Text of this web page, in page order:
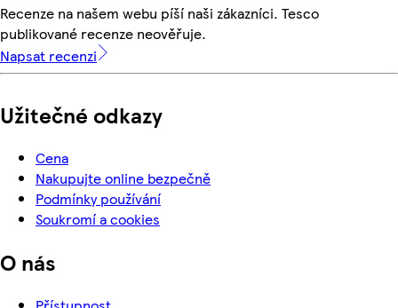
Recenze na našem webu píší naši zákazníci. Tesco
publikované recenze neověřuje.
Napsat recenzi
Užitečné odkazy
Cena
Nakupujte online bezpečně
Podmínky používání
Soukromí a cookies
O nás